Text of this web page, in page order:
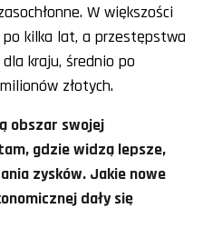
W większości
kilka lat, a przestępstwa
kraju, średnio po
złotych.
obszar swojej
gdzie widzą lepsze,
zysków. Jakie nowe
dały się